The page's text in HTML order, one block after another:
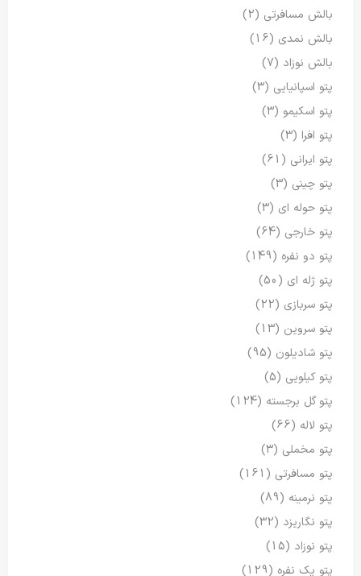
بالش مسافرتی (2)
بالش نمدی (16)
بالش نوزاد (7)
پتو اسپانیایی (3)
پتو اسکیمو (3)
پتو افرا (3)
پتو ایرانی (61)
پتو چینی (3)
پتو حوله ای (3)
پتو خارجی (64)
پتو دو نفره (149)
پتو ژله ای (50)
پتو سربازی (22)
پتو سروین (13)
پتو شادیلون (95)
پتو کیلویی (5)
پتو گل برجسته (124)
پتو لاله (66)
پتو مخملی (3)
پتو مسافرتی (161)
پتو نرمینه (89)
پتو نگاریزد (32)
پتو نوزاد (15)
پتو یک نفره (129)